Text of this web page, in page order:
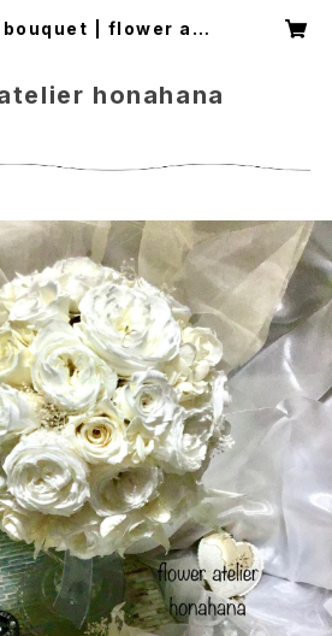
| flower ate
honahana